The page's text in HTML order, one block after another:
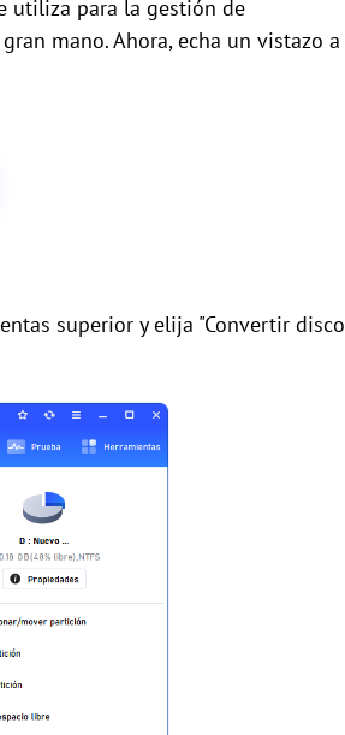
utiliza para la gestión de
mano. Ahora, echa un vistazo a
superior y elija "Convertir disco